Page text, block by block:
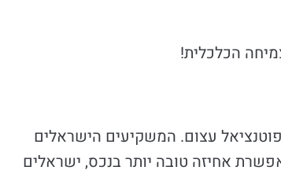
הכלכלית!
עצום. המשקיעים הישראלים
אחיזה טובה יותר בנכס, ישראלים